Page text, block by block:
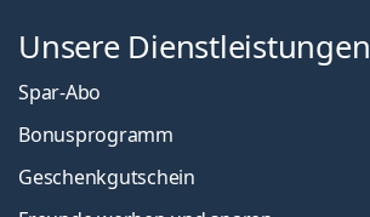
Unsere Dienstleistungen
Spar-Abo
Bonusprogramm
Geschenkgutschein